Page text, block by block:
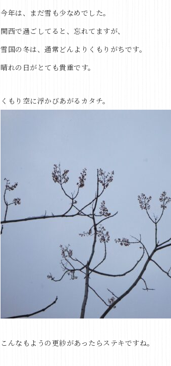
今年は、まだ雪も少なめでした。
関西で過ごしてると、忘れてますが、
雪国の冬は、通常どんよりくもりがちです。
晴れの日がとても貴重です。
くもり空に浮かびあがるカタチ。
こんなもようの更紗があったらステキですね。